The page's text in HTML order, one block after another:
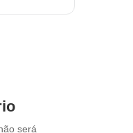
será